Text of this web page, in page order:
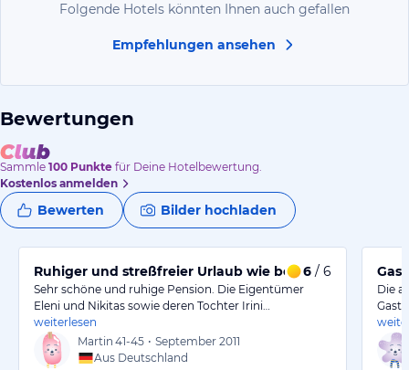
Folgende Hotels könnten Ihnen auch gefallen
Empfehlungen ansehen
Bewertungen
Sammle 100 Punkte für Deine Hotelbewertung.
Kostenlos anmelden
Bewerten Bilder hochladen
Ruhiger und streßfreier Urlaub wie bei Freunden
6 / 6
Sehr schöne und ruhige Pension. Die Eigentümer
Eleni und Nikitas sowie deren Tochter Irini…
weiterlesen
Martin 41-45 • September 2011
Aus Deutschland
Die